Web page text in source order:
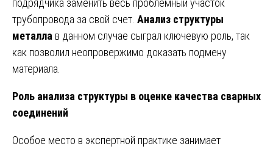
подрядчика заменить весь проблемный участок
трубопровода за свой счет. Анализ структуры
металла в данном случае сыграл ключевую роль, так
как позволил неопровержимо доказать подмену
материала.
Роль анализа структуры в оценке качества сварных
соединений
Особое место в экспертной практике занимает